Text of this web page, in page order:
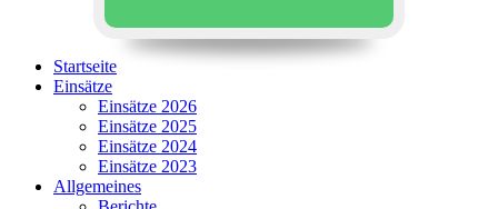
Startseite
Einsätze
Einsätze 2026
Einsätze 2025
Einsätze 2024
Einsätze 2023
Allgemeines